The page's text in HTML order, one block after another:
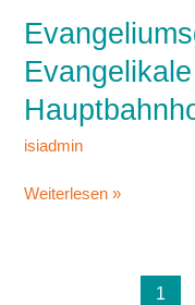
isiadmin
Evangeliumsgemeinde
Evangelikale
Gemeinde
Hauptbahnhof
Weiterlesen »
1